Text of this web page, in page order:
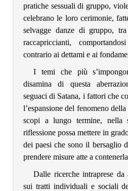
pratiche sessuali di gruppo,
celebrano le loro cerimonie,
selvagge danze di gruppo,
raccapriccianti,
contrario ai dettami e ai
I temi che più
disamina di questa
seguaci di Satana, i fattori che
l’espansione del fenomeno
scopi a lungo termine, nella
riflessione possa mettere in
dei paesi che sono il bersaglio
prendere misure atte a
Dalle ricerche intraprese
sui tratti individuali e sociali